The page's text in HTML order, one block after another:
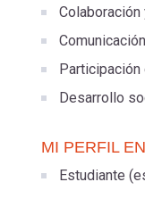
mi
cuenta
Colaboración
Participación
Desarrollo
MI PERFIL
Estudiante